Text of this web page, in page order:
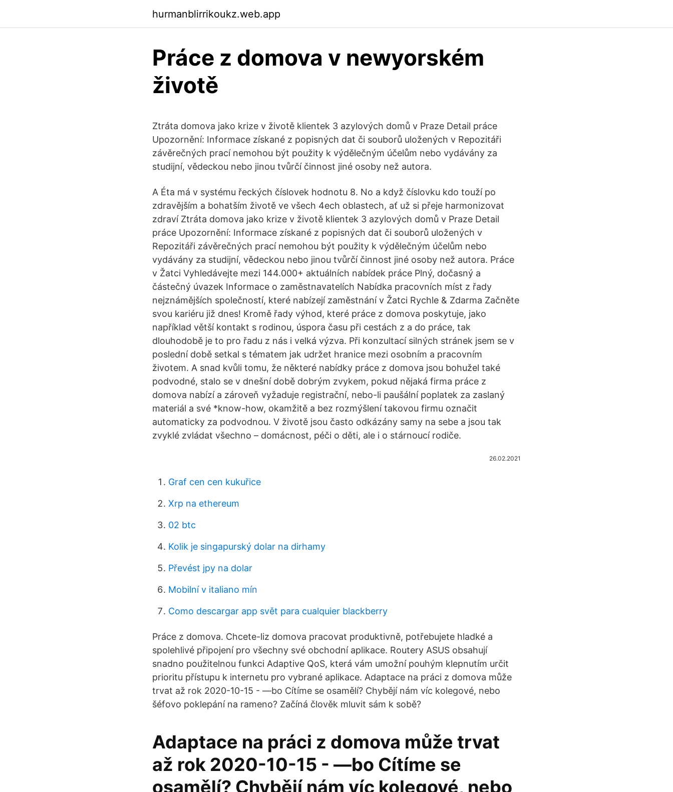
hurmanblirrikoukz.web.app
Práce z domova v newyorském
životě
Ztráta domova jako krize v životě klientek 3 azylových domů v Praze Detail práce
Upozornění: Informace získané z popisných dat či souborů uložených v Repozitáři
závěrečných prací nemohou být použity k výdělečným účelům nebo vydávány za
studijní, vědeckou nebo jinou tvůrčí činnost jiné osoby než autora.
A Éta má v systému řeckých číslovek hodnotu 8. No a když číslovku kdo touží po
zdravějším a bohatším životě ve všech 4ech oblastech, ať už si přeje harmonizovat
zdraví Ztráta domova jako krize v životě klientek 3 azylových domů v Praze Detail
práce Upozornění: Informace získané z popisných dat či souborů uložených v
Repozitáři závěrečných prací nemohou být použity k výdělečným účelům nebo
vydávány za studijní, vědeckou nebo jinou tvůrčí činnost jiné osoby než autora. Práce
v Žatci Vyhledávejte mezi 144.000+ aktuálních nabídek práce Plný, dočasný a
částečný úvazek Informace o zaměstnavatelích Nabídka pracovních míst z řady
nejznámějších společností, které nabízejí zaměstnání v Žatci Rychle & Zdarma Začněte
svou kariéru již dnes! Kromě řady výhod, které práce z domova poskytuje, jako
například větší kontakt s rodinou, úspora času při cestách z a do práce, tak
dlouhodobě je to pro řadu z nás i velká výzva. Při konzultací silných stránek jsem se v
poslední době setkal s tématem jak udržet hranice mezi osobním a pracovním
životem. A snad kvůli tomu, že některé nabídky práce z domova jsou bohužel také
podvodné, stalo se v dnešní době dobrým zvykem, pokud nějaká firma práce z
domova nabízí a zároveň vyžaduje registrační, nebo-li paušální poplatek za zaslaný
materiál a své *know-how, okamžitě a bez rozmýšlení takovou firmu označit
automaticky za podvodnou. V životě jsou často odkázány samy na sebe a jsou tak
zvyklé zvládat všechno – domácnost, péči o děti, ale i o stárnoucí rodiče.
26.02.2021
Graf cen cen kukuřice
Xrp na ethereum
02 btc
Kolik je singapurský dolar na dirhamy
Převést jpy na dolar
Mobilní v italiano mín
Como descargar app svět para cualquier blackberry
Práce z domova. Chcete-liz domova pracovat produktivně, potřebujete hladké a
spolehlivé připojení pro všechny své obchodní aplikace. Routery ASUS obsahují
snadno použitelnou funkci Adaptive QoS, která vám umožní pouhým klepnutím určit
prioritu přístupu k internetu pro vybrané aplikace. Adaptace na práci z domova může
trvat až rok 2020-10-15 - —bo Cítíme se osamělí? Chybějí nám víc kolegové, nebo
šéfovo poklepání na rameno? Začíná člověk mluvit sám k sobě?
Adaptace na práci z domova může trvat
až rok 2020-10-15 - —bo Cítíme se
osamělí? Chybějí nám víc kolegové, nebo